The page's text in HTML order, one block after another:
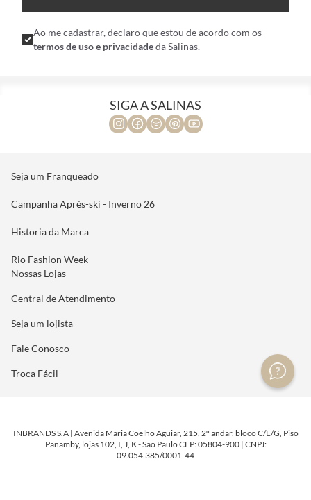
Ao me cadastrar, declaro que estou de acordo com os
termos de uso e privacidadeda Salinas.
SIGA A SALINAS
Seja um Franqueado
Campanha Aprés-ski - Inverno 26
Historia da Marca
Rio Fashion Week
Nossas Lojas
Central de Atendimento
Seja um lojista
Fale Conosco
Troca Fácil
INBRANDS S.A | Avenida Maria Coelho Aguiar, 215, 2º andar, bloco C/E/G, Piso
Panamby, lojas 102, I, J, K - São Paulo CEP: 05804-900 | CNPJ:
09.054.385/0001-44